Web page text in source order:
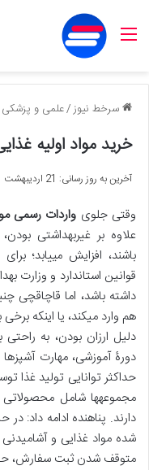
منو
سرخط نیوز/علمی و پزشکی
خرید مواد اولیه
آخرین به روز رسانی: 21 اردیبهشت
وقتی جلوی واردات رسمی
علاوه بر غیربهداشتی
باشند، افزایش مییابد؛
قوانین استاندارد و وزارت
داشته باشد، اما قاچاقچی
هم وارد میکند، یا اینکه
دلیل ارزان بودن، به
دورۀ آموزشی، مهارت آشپزها
حداکثر توانایی تولید غذا
مجموعهها شامل محصولاتی
متوقف شدن ثبت سفارش،